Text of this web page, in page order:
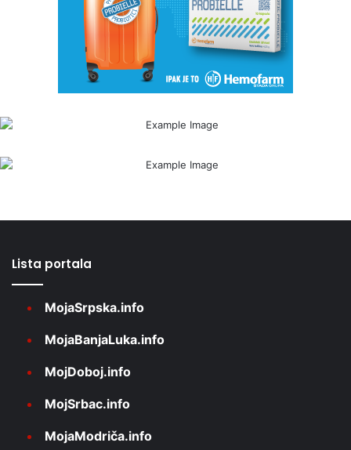
Lista portala
MojaSrpska.info
MojaBanjaLuka.info
MojDoboj.info
MojSrbac.info
MojaModriča.info